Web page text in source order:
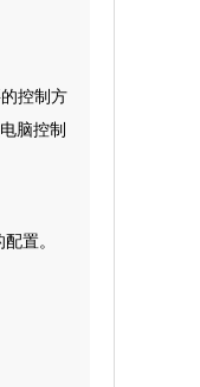
控制方
脑控制
置。